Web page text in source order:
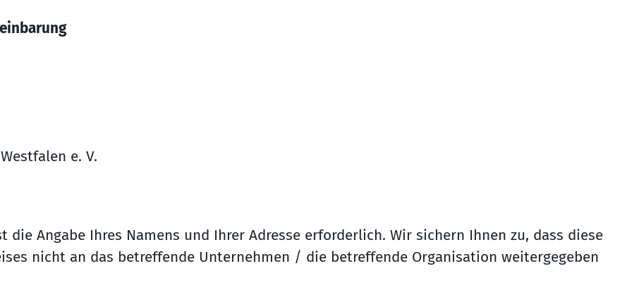
e. V.
Angabe Ihres Namens und Ihrer Adresse erforderlich. Wir sichern Ihnen zu, dass diese
nicht an das betreffende Unternehmen / die betreffende Organisation weitergegeben